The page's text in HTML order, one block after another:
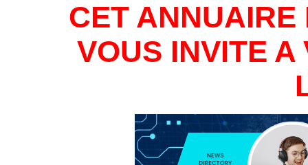
CET
VOUS INVITE A